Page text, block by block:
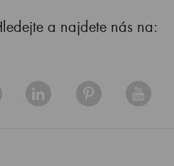
a najdete nás na: